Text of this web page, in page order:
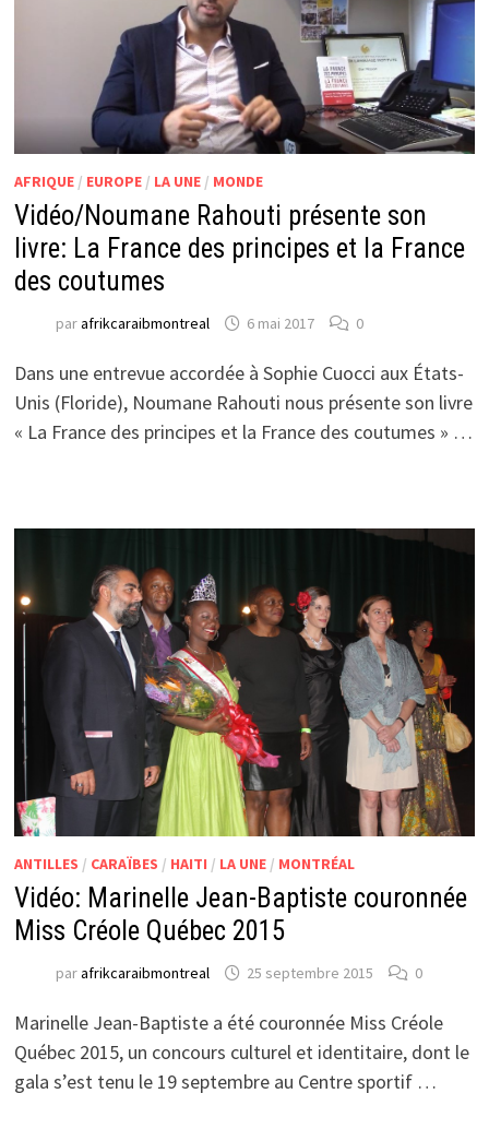
AFRIQUE/ EUROPE/ LA UNE/ MONDE
Vidéo/Noumane Rahouti présente son
livre: La France des principes et la France
des coutumes
parafrikcaraibmontreal 6 mai 2017 0
Dans une entrevue accordée à Sophie Cuocci aux États-
Unis (Floride), Noumane Rahouti nous présente son livre
« La France des principes et la France des coutumes » …
ANTILLES / CARAÏBES / HAITI / LA UNE/ MONTRÉAL
Vidéo: Marinelle Jean-Baptiste couronnée
Miss Créole Québec 2015
parafrikcaraibmontreal 25 septembre 2015 0
Marinelle Jean-Baptiste a été couronnée Miss Créole
Québec 2015, un concours culturel et identitaire, dont le
gala s’est tenu le 19 septembre au Centre sportif …